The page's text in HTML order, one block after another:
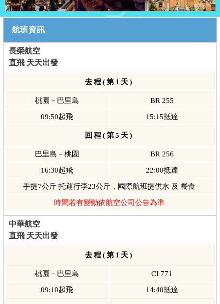
航班資訊
長榮航空
直飛 天天出發
去程(第1天)
桃園－巴里島 BR 255
09:50起飛 15:15抵達
回程(第5天)
巴里島－桃園 BR 256
16:30起飛 22:00抵達
手提7公斤 托運行李23公斤，國際航班提供水 及 餐食
時間若有變動依航空公司公告為準
中華航空
直飛 天天出發
去程(第1天)
桃園－巴里島 CI 771
09:10起飛 14:40抵達